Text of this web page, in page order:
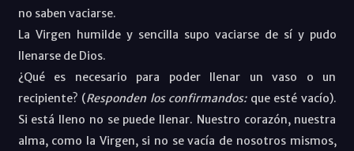
no saben vaciarse.
La Virgen humilde y sencilla supo vaciarse de sí y pudo
llenarse de Dios.
¿Qué es necesario para poder llenar un vaso o un
recipiente? (Responden los confirmandos: que esté vacío).
Si está lleno no se puede llenar. Nuestro corazón, nuestra
alma, como la Virgen, si no se vacía de nosotros mismos,